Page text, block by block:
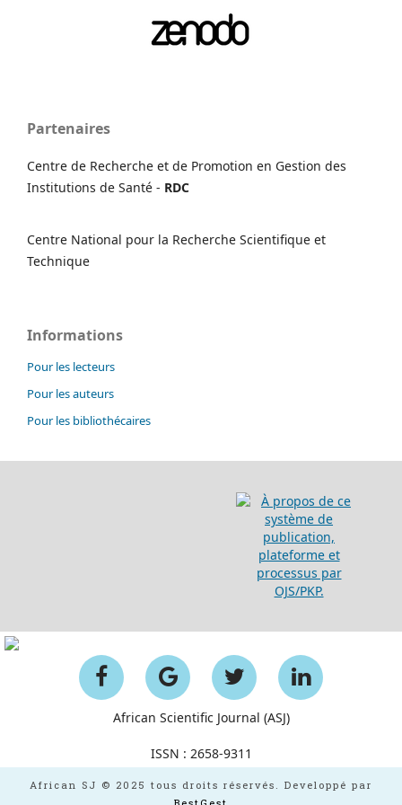
Partenaires
Centre de Recherche et de Promotion en Gestion des
Institutions de Santé - RDC
Centre National pour la Recherche Scientifique et
Technique
Informations
Pour les lecteurs
Pour les auteurs
Pour les bibliothécaires
African Scientific Journal (ASJ)
ISSN : 2658-9311
African SJ © 2025 tous droits réservés. Developpé par